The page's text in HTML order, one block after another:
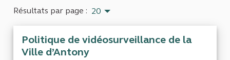
Résultats par page : 20
Politique de vidéosurveillance de la
Ville d’Antony